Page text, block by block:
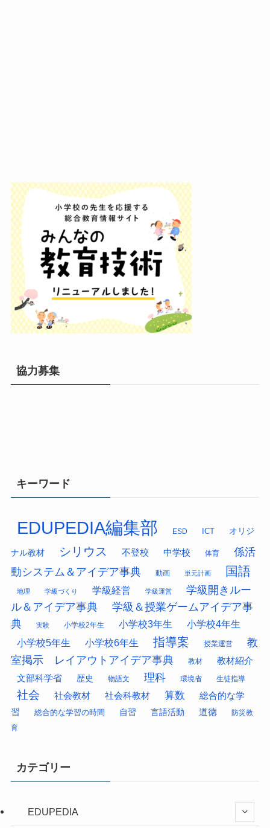
協力募集
キーワード
EDUPEDIA編集部 ESD ICT オリジ
ナル教材 シリウス 不登校 中学校 体育
係活
動システム＆アイデア事典
動画 単元計画 国語
地理 学級づくり 学級経営 学級運営
学級開きルー
ル＆アイデア事典
学級＆授業ゲームアイデア事
典
実験 小学校2年生 小学校3年生
小学校4年生
小学校5年生
小学校6年生 指導案 授業運営
教
室掲示 レイアウトアイデア事典
教材 教材紹介
文部科学省 歴史 物語文 理科 環境省 生徒指導
社会 社会教材 社会科教材 算数
総合的な学
習
総合的な学習の時間 自習 言語活動 道徳 防災教
育
カテゴリー
EDUPEDIA